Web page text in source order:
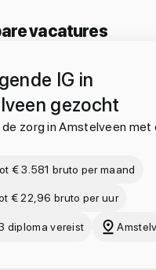
vacatures
IG in
gezocht
de zorg in Amstelveen met
€ 3.581 bruto per maand
€ 22,96 bruto per uur
diploma vereist